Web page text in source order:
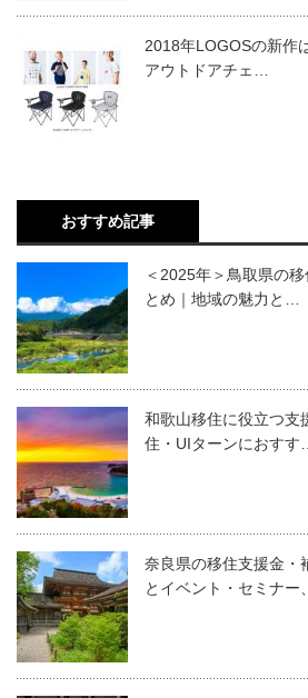
2018年LOGOSの新作
アウトドアチェ…
おすすめ記事
＜2025年＞鳥取県の
とめ｜地域の魅力と…
和歌山移住に役立つ
住・UIターンにおすす
奈良県の移住支援金・
とイベント・セミナー